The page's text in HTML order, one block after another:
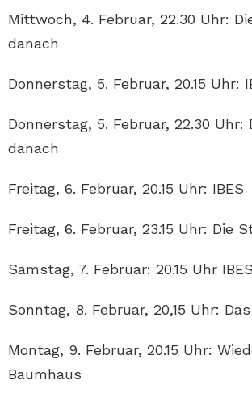
Mittwoch, 4. Februar, 22.30 Uhr:
danach
Donnerstag, 5. Februar, 20.15 Uhr:
Donnerstag, 5. Februar, 22.30 Uhr:
danach
Freitag, 6. Februar, 20.15 Uhr: IBES
Freitag, 6. Februar, 23.15 Uhr: Die
Samstag, 7. Februar: 20.15 Uhr IBES
Sonntag, 8. Februar, 20,15 Uhr:
Montag, 9. Februar, 20.15 Uhr:
Baumhaus